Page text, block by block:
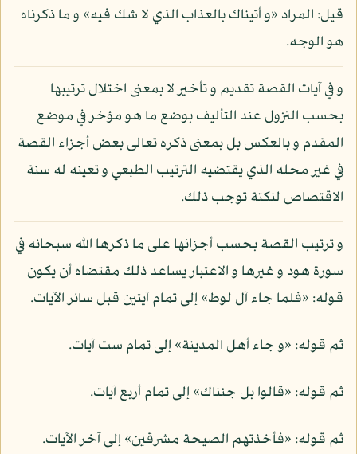
قيل: المراد «و أتيناك بالعذاب الذي لا شك فيه» و ما ذكرناه
هو الوجه.
و في آيات القصة تقديم و تأخير لا بمعنى اختلال ترتيبها
بحسب النزول عند التأليف بوضع ما هو مؤخر في موضع
المقدم و بالعكس بل بمعنى ذكره تعالى بعض أجزاء القصة
في غير محله الذي يقتضيه الترتيب الطبعي و تعينه له سنة
الاقتصاص لنكتة توجب ذلك.
و ترتيب القصة بحسب أجزائها على ما ذكرها الله سبحانه في
سورة هود و غيرها و الاعتبار يساعد ذلك مقتضاه أن يكون
قوله: «فلما جاء آل لوط» إلى تمام آيتين قبل سائر الآيات.
ثم قوله: «و جاء أهل المدينة» إلى تمام ست آيات.
ثم قوله: «قالوا بل جئناك» إلى تمام أربع آيات.
ثم قوله: «فأخذتهم الصيحة مشرقين» إلى آخر الآيات.